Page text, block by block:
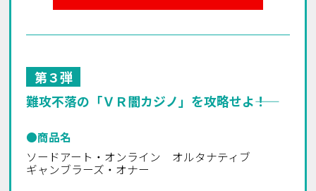
第３弾
難攻不落の「ＶＲ闇カジノ」を攻略せよ――！
●商品名
ソードアート・オンライン オルタナティブ
ギャンブラーズ・オナー